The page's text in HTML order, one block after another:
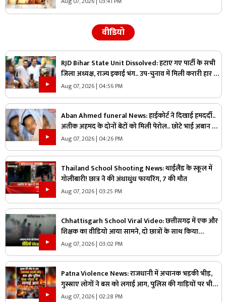
वीडियो
RJD Bihar State Unit Dissolved: हटाए गए पार्टी के सभी
जिला अध्यक्ष, राज्य इकाई भंग.. उप-चुनाव में मिली करारी हार के
बाद लिया गया बड़ा फैसला..
Aug 07, 2026 | 04:56 PM
Aban Ahmed funeral News: हाईकोर्ट ने दिखाई हमदर्दी..
अतीक अहमद के दोनों बेटों को मिली पेरोल.. छोटे भाई अबान के
जनाज़े में होंगे शामिल
Aug 07, 2026 | 04:26 PM
Thailand School Shooting News: थाईलैंड के स्कूल में
गोलीबारी! छात्र ने की अंधाधुंध फायरिंग, 7 की मौत
Aug 07, 2026 | 03:25 PM
Chhattisgarh School Viral Video: छत्तीसगढ़ में एक और
शिक्षक का वीडियो आया सामने, दो छात्रों के साथ किया
हैवानियत….CCTV फुटेज वायरल
Aug 07, 2026 | 03:02 PM
Patna Violence News: राजधानी में अचानक भड़की भीड़,
गुस्साए लोगों ने बस को लगाई आग, पुलिस की गाड़ियों पर भी
किया हमला, जानें किस वजह से मचा हड़कंप
Aug 07, 2026 | 02:28 PM